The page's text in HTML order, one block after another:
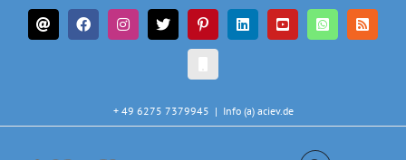
Zum
InhaltE-
Mail
FacebookInstagram
X PinterestLinkedInYouTubeWhatsApp
Rss
IN
+ 49 6275 7379945 | Info (a) aciev.de